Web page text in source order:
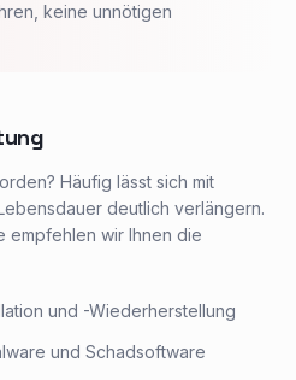
keine unnötigen
Häufig lässt sich mit
deutlich verlängern.
empfehlen wir Ihnen die
und -Wiederherstellung
und Schadsoftware